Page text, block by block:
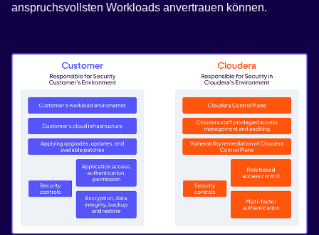
anspruchsvollsten Workloads anvertrauen können.